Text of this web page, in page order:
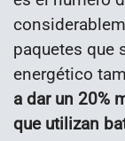
paquetes que
energético
a dar un 20%
que utilizan